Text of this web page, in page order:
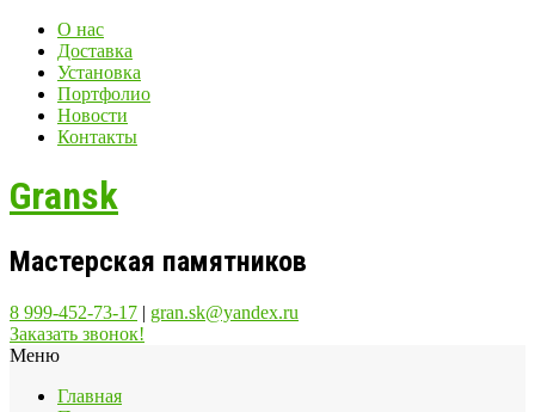
О нас
Доставка
Установка
Портфолио
Новости
Контакты
Gransk
Мастерская памятников
8 999-452-73-17 | gran.sk@yandex.ru
Заказать звонок!
Меню
Главная